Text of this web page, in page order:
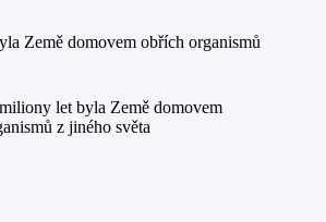
Země domovem obřích organismů
let byla Země domovem
z jiného světa